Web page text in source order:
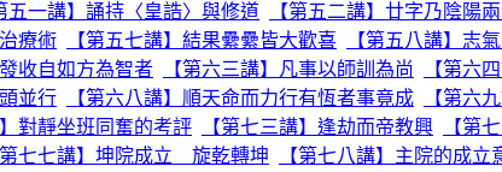
五一講】誦持〈皇誥〉與修道 【第五二講】廿字乃陰陽
療術 【第五七講】結果纍纍皆大歡喜 【第五八講】志
收自如方為智者 【第六三講】凡事以師訓為尚 【第六
並行 【第六八講】順天命而力行有恆者事竟成 【第六
】對靜坐班同奮的考評 【第七三講】逢劫而帝教興 【第
第七七講】坤院成立 旋乾轉坤 【第七八講】主院的成立